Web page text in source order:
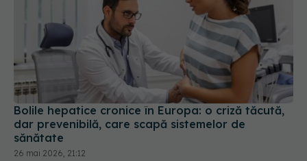
Bolile hepatice cronice în Europa: o criză tăcută,
dar prevenibilă, care scapă sistemelor de
sănătate
26 mai 2026, 21:12